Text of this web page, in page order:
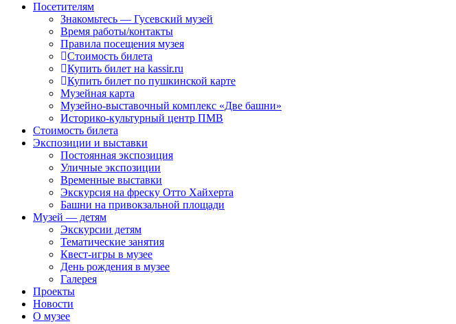
Посетителям
Знакомьтесь — Гусевский музей
Время работы/контакты
Правила посещения музея
Стоимость билета
Купить билет на kassir.ru
Купить билет по пушкинской карте
Музейная карта
Музейно-выставочный комплекс «Две башни»
Историко-культурный центр ПМВ
Стоимость билета
Экспозиции и выставки
Постоянная экспозиция
Уличные экспозиции
Временные выставки
Экскурсия на фреску Отто Хайхерта
Башни на привокзальной площади
Музей — детям
Экскурсии детям
Тематические занятия
Квест-игры в музее
День рождения в музее
Галерея
Проекты
Новости
О музее